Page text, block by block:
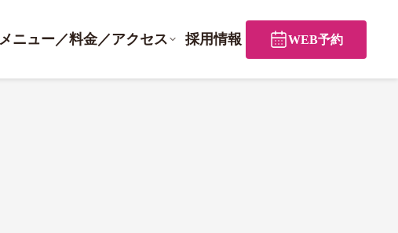
メニュー／料金／アクセス 採用情報 WEB予約